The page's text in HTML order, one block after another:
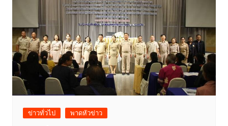
ข่าวทั่วไป พาดหัวข่าว